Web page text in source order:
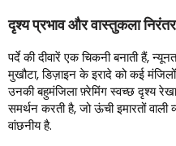
दृश्य प्रभाव और वास्तुकला
पर्दे की दीवारें एक चिकनी बनाती हैं,
मुखौटा, डिज़ाइन के इरादे को कई
उनकी बहुमंजिला फ़्रेमिंग स्वच्छ दृश्य
समर्थन करती है, जो ऊंची इमारतों
वांछनीय है.